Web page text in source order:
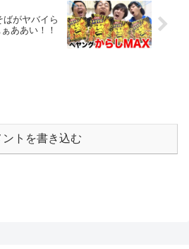
がヤバイら
ああい！！
ントを書き込む